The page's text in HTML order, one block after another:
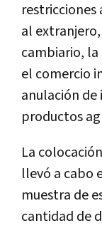
restricciones
al
cambiario,
el comercio
anulación
productos
La
llevó a cabo
muestra de
cantidad de